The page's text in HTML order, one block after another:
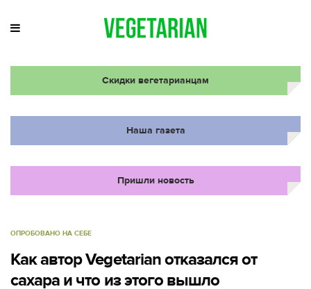
Скидки вегетарианцам
Наша газета
Пришли новость
ОПРОБОВАНО НА СЕБЕ
Как автор Vegetarian отказался от
сахара и что из этого вышло